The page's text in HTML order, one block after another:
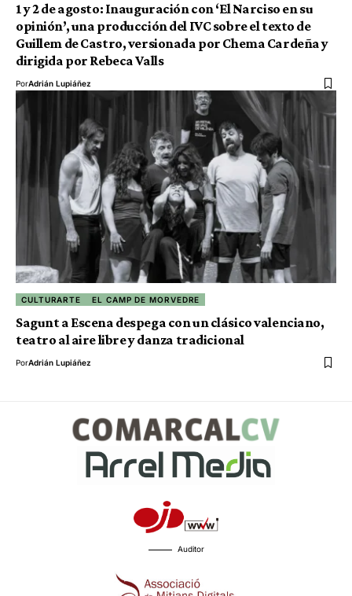
1 y 2 de agosto: Inauguración con ‘El Narciso en su
opinión’, una producción del IVC sobre el texto de
Guillem de Castro, versionada por Chema Cardeña y
dirigida por Rebeca Valls
PorAdrián Lupiáñez
CULTURARTE EL CAMP DE MORVEDRE
Sagunt a Escena despega con un clásico valenciano,
teatro al aire libre y danza tradicional
PorAdrián Lupiáñez
Auditor